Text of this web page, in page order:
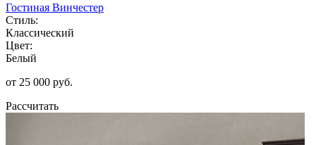
Гостиная Винчестер
Стиль:
Классический
Цвет:
Белый
от 25 000 руб.
Рассчитать